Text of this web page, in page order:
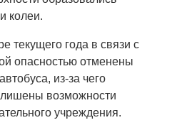
колеи.
текущего года в связи с
опасностью отменены
из-за чего
возможности
учреждения.